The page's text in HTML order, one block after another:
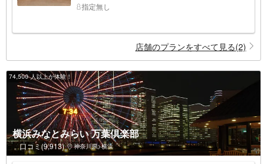
指定無し
店舗のプランをすべて見る(2)
74,500 人以上が体験！
横浜みなとみらい 万葉倶楽部
口コミ(9,913) 神奈川県>横浜